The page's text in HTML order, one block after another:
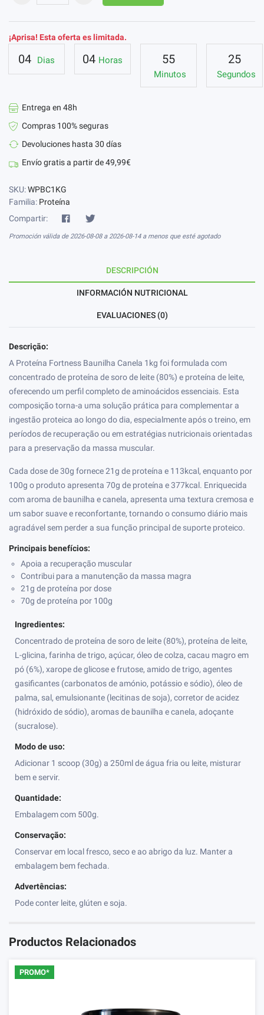
¡Aprisa! Esta oferta es limitada.
04 Dias 04 Horas 55
Minutos
24
Segundos
Entrega en 48h
Compras 100% seguras
Devoluciones hasta 30 días
Envío gratis a partir de 49,99€
SKU:WPBC1KG
Familia: Proteína
Compartir:
Promoción válida de 2026-08-08 a 2026-08-14 a menos que esté agotado
DESCRIPCIÓN
INFORMACIÓN NUTRICIONAL
EVALUACIONES (0)
Descrição:
A Proteína Fortness Baunilha Canela 1kg foi formulada com
concentrado de proteína de soro de leite (80%) e proteína de leite,
oferecendo um perfil completo de aminoácidos essenciais. Esta
composição torna-a uma solução prática para complementar a
ingestão proteica ao longo do dia, especialmente após o treino, em
períodos de recuperação ou em estratégias nutricionais orientadas
para a preservação da massa muscular.
Cada dose de 30g fornece 21g de proteína e 113kcal, enquanto por
100g o produto apresenta 70g de proteína e 377kcal. Enriquecida
com aroma de baunilha e canela, apresenta uma textura cremosa e
um sabor suave e reconfortante, tornando o consumo diário mais
agradável sem perder a sua função principal de suporte proteico.
Principais benefícios:
Apoia a recuperação muscular
Contribui para a manutenção da massa magra
21g de proteína por dose
70g de proteína por 100g
Ingredientes:
Concentrado de proteína de soro de leite (80%), proteína de leite,
L-glicina, farinha de trigo, açúcar, óleo de colza, cacau magro em
pó (6%), xarope de glicose e frutose, amido de trigo, agentes
gasificantes (carbonatos de amónio, potássio e sódio), óleo de
palma, sal, emulsionante (lecitinas de soja), corretor de acidez
(hidróxido de sódio), aromas de baunilha e canela, adoçante
(sucralose).
Modo de uso:
Adicionar 1 scoop (30g) a 250ml de água fria ou leite, misturar
bem e servir.
Quantidade:
Embalagem com 500g.
Conservação:
Conservar em local fresco, seco e ao abrigo da luz. Manter a
embalagem bem fechada.
Advertências:
Pode conter leite, glúten e soja.
Productos Relacionados
PROMO*